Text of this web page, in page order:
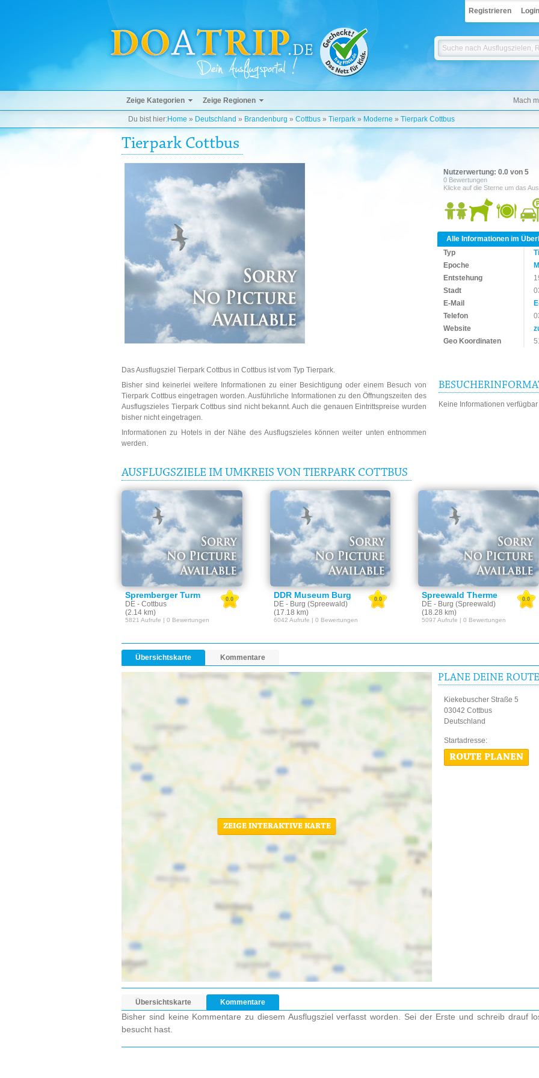
Registrieren Login
Zeige Kategorien Zeige Regionen Mach
Du bist hier:Home » Deutschland » Brandenburg » Cottbus » Tierpark » Moderne » Tierpark Cottbus
Tierpark Cottbus
Nutzerwertung: 0.0 von 5
0 Bewertungen
Klicke auf die Sterne um das
Alle Informationen im
Typ
Epoche
Entstehung
Stadt
E-Mail
Telefon
Website
Geo Koordinaten
Das Ausflugsziel Tierpark Cottbus in Cottbus ist vom Typ Tierpark.
Bisher sind keinerlei weitere Informationen zu einer Besichtigung oder einem Besuch von
Tierpark Cottbus eingetragen worden. Ausführliche Informationen zu den Öffnungszeiten des
Ausflugszieles Tierpark Cottbus sind nicht bekannt. Auch die genauen Eintrittspreise wurden
bisher nicht eingetragen.
Informationen zu Hotels in der Nähe des Ausflugszieles können weiter unten entnommen
werden.
Keine Informationen verfügbar
AUSFLUGSZIELE IM UMKREIS VON TIERPARK COTTBUS
Spremberger Turm
DE - Cottbus
(2.14 km)
0.0
5821 Aufrufe | 0 Bewertungen
DDR Museum Burg
DE - Burg (Spreewald)
(17.18 km)
0.0
6042 Aufrufe | 0 Bewertungen
Spreewald Therme
DE - Burg (Spreewald)
(18.28 km)
0.0
5097 Aufrufe | 0 Bewertungen
Übersichtskarte Kommentare
ZEIGE INTERAKTIVE KARTE
PLANE DEINE ROUTE
Kiekebuscher Straße 5
03042 Cottbus
Deutschland
ROUTE PLANEN
Übersichtskarte Kommentare
Bisher sind keine Kommentare zu diesem Ausflugsziel verfasst worden. Sei der Erste und schreib drauf
besucht hast.